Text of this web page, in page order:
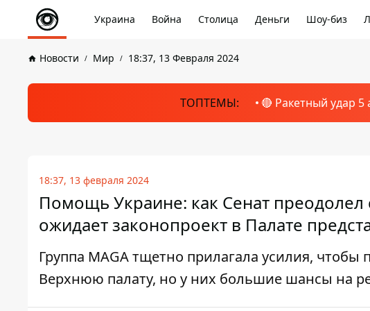
Украина Война Столица Деньги Шоу-биз
Новости Мир 18:37, 13 Февраля 2024
ТОПТЕМЫ: 🔴 Ракетный удар 5
18:37, 13 февраля 2024
Помощь Украине: как Сенат преодолел
ожидает законопроект в Палате
Группа MAGA тщетно прилагала усилия,
Верхнюю палату, но у них большие шансы на